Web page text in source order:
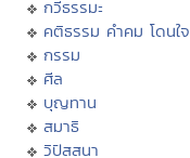
กวีธรรมะ
คติธรรม คำคม โดนใจ
กรรม
ศีล
บุญทาน
สมาธิ
วิปัสสนา